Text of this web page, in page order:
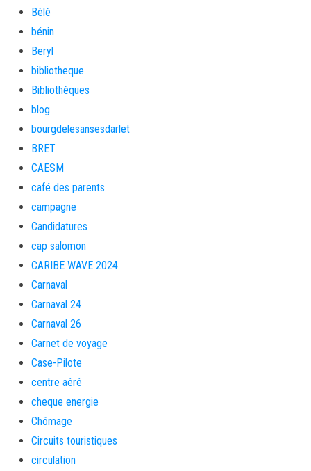
Bèlè
bénin
Beryl
bibliotheque
Bibliothèques
blog
bourgdelesansesdarlet
BRET
CAESM
café des parents
campagne
Candidatures
cap salomon
CARIBE WAVE 2024
Carnaval
Carnaval 24
Carnaval 26
Carnet de voyage
Case-Pilote
centre aéré
cheque energie
Chômage
Circuits touristiques
circulation